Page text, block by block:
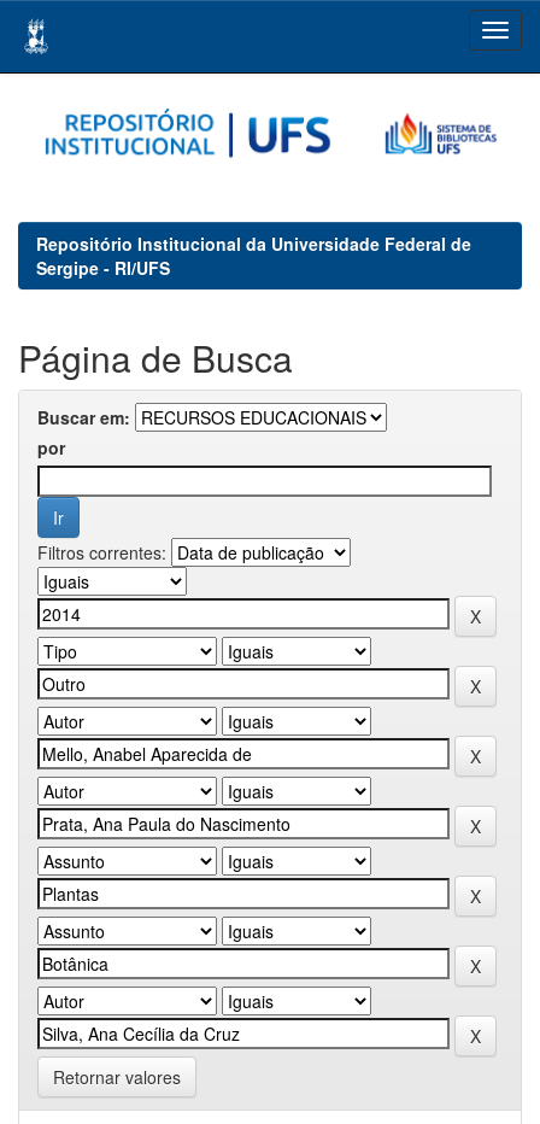
navigation
Repositório Institucional da Universidade Federal de
Sergipe - RI/UFS
Página de Busca
Buscar em:
por
Filtros correntes:
Retornar valores